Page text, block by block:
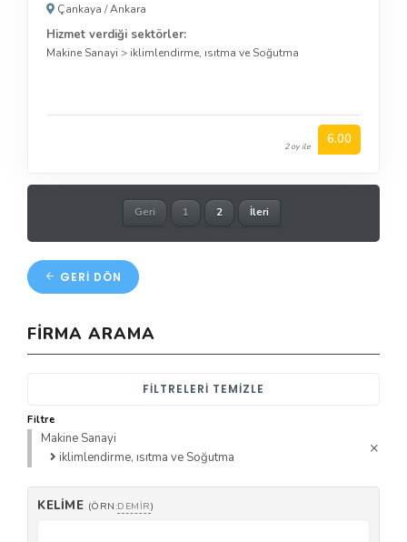
Çankaya /Ankara
Hizmet verdiği sektörler:
Makine Sanayi > iklimlendirme, ısıtma ve Soğutma
2 oy ile 6.00
Geri 1 2 İleri
GERI DÖN
FIRMA ARAMA
FILTRELERI TEMIZLE
Filtre
Makine Sanayi
iklimlendirme, ısıtma ve Soğutma
KELIME (ÖRN:DEMIR)